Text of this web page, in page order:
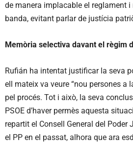
de manera implacable el reglament
banda, evitant parlar de justícia
Memòria selectiva davant el règim
Rufián ha intentat justificar la seva
ell mateix va veure “nou persones a
pel procés. Tot i això, la seva
PSOE d’haver permès aquesta
repartit el Consell General del Poder
el PP en el passat, alhora que ara